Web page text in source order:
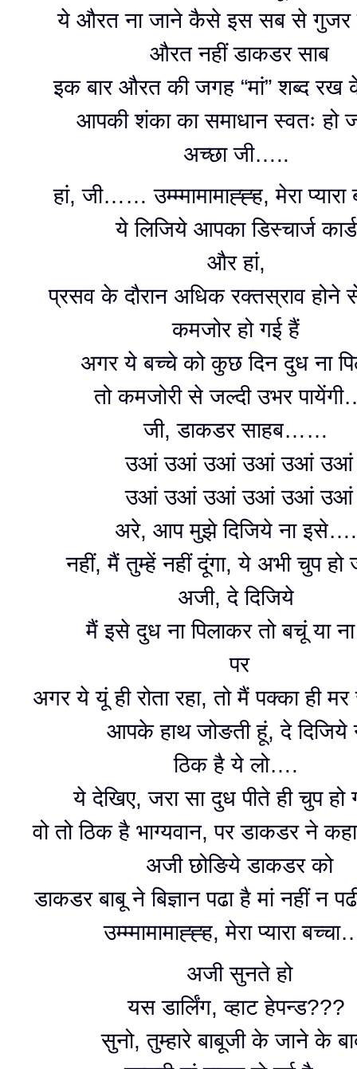
ये औरत ना जाने कैसे इस सब से
औरत नहीं डाकडर साब
इक बार औरत की जगह “मां” शब्द रख
आपकी शंका का समाधान स्वतः हो
अच्छा जी…..
हां, जी…… उम्म्मामामाह्ह्ह, मेरा
ये लिजिये आपका डिस्चार्ज
और हां,
प्रसव के दौरान अधिक रक्तस्राव होने
कमजोर हो गई हैं
अगर ये बच्चे को कुछ दिन दुध ना
तो कमजोरी से जल्दी उभर
जी, डाकडर साहब……
उआं उआं उआं उआं उआं उआं
उआं उआं उआं उआं उआं उआं
अरे, आप मुझे दिजिये ना
नहीं, मैं तुम्हें नहीं दूंगा, ये अभी चुप हो
अजी, दे दिजिये
मैं इसे दुध ना पिलाकर तो बचूं या
पर
अगर ये यूं ही रोता रहा, तो मैं पक्का ही
आपके हाथ जोङती हूं, दे दिजिये
ठिक है ये लो….
ये देखिए, जरा सा दुध पीते ही चुप हो
वो तो ठिक है भाग्यवान, पर डाकडर ने
अजी छोङिये डाकडर को
डाकडर बाबू ने बिज्ञान पढा है मां नहीं न
उम्म्मामामाह्ह्ह, मेरा प्यारा
अजी सुनते हो
यस डार्लिंग, व्हाट हेपन्ड???
सुनो, तुम्हारे बाबूजी के जाने के